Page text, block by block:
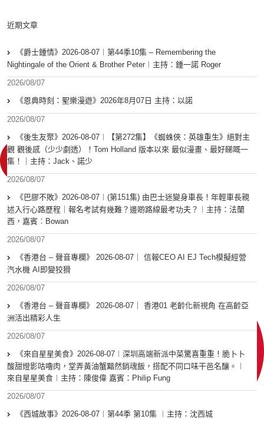
近期文章
《爵士鍾情》2026-08-07︱第44季10集 – Remembering the
Nightingale of the Orient & Brother Peter︱主持：鍾一諾 Roger
2026/08/07
《恩典時刻：聖樂漫遊》2026年8月07日 主持：以諾
2026/08/07
《後生友聚》2026-08-07︱【第272集】《蜘蛛俠：英雄重生》絕對主
觀 觀後感（少少劇透）！Tom Holland 版本以來 最似漫畫、最好睇嘅一
集！｜主持：Jack、諾少
2026/08/07
《巴膠不敗》2026-08-07︱(第151集) 由巴士迷變身車長！年輕車長親
述入行心路歷程｜報名考試有幾難？邊啲路線最考功夫？︱主持：法蘭
西，嘉賓︰Bowan
2026/08/07
《香港台 – 聲音專欄》 2026-08-07｜ 信報CEO AI EJ Tech模擬經營
汽水機 AI即變狡猾
2026/08/07
《香港台 – 聲音專欄》 2026-08-07｜ 香港01 老齡化新視角 在高齡亞
洲活出精彩人生
2026/08/07
《來自星星美食》2026-08-07︱深圳高端新派中菜驚喜重重！脆卜卜
酸甜燈影咕嚕肉，堂弄黃油蟹黯然銷魂飯，搭配不同口味干邑名釀。︱
來自星星美食︱主持：陳俊偉 嘉賓：Philip Fung
2026/08/07
《西城故事》2026-08-07︱第44季 第10集 ︱主持：沈西城